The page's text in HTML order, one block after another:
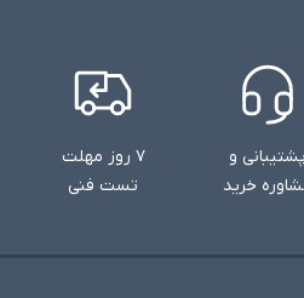
پشتیبانی و
خرید
۷ روز مهلت
تست فنی